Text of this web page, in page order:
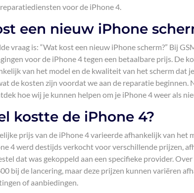
voor de iPhone 4.
een nieuw iPhone
vraag is: “Wat kost een nieuw iPhone scherm?” Bij
voor de iPhone 4 tegen een betaalbare prijs. De
van het model en de kwaliteit van het scherm dat
de kosten zijn voordat we aan de reparatie
hoe wij je kunnen helpen om je iPhone 4 weer als
kostte de iPhone 4?
prijs van de iPhone 4 varieerde afhankelijk van het
4 werd destijds verkocht voor verschillende prijzen,
dat was gekoppeld aan een specifieke provider.
bij de lancering, maar deze prijzen kunnen variëren
of aanbiedingen.